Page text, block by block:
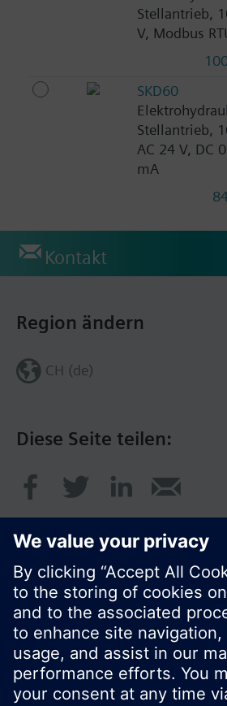
Stellantrieb,
V, Modbus
SKD60
Stellantrieb,
AC 24 V, DC
mA
Kontakt
Diese Seite teilen:
Region ändern
CH (de)
© Siemens Schweiz AG 2017
Produktangebot und Preise
variieren.